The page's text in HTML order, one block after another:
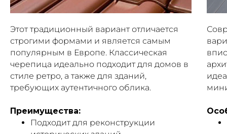
Этот традиционный вариант отличается
строгими формами и является самым
популярным в Европе. Классическая
черепица идеально подходит для домов в
стиле ретро, а также для зданий,
требующих аутентичного облика.
Преимущества:
Подходит для реконструкции